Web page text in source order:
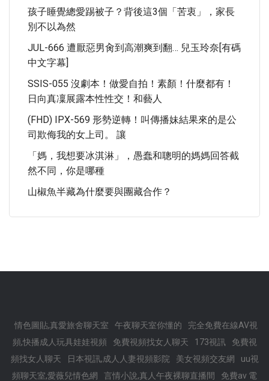
孩子睡覺總愛踢被子？背後這3個「苦衷」，家長
別不以為然
JUL-666 遭厭惡男肏到高潮爽到翻… 兒玉玲奈[有碼
中文字幕]
SSIS-055 沒劇本！做愛自拍！素顏！什麼都有！
日向真凜展露本性性交！和藝人
(FHD) IPX-569 形勢逆轉！叫傳播妹結果來的是公
司欺侮我的女上司。 讓
「媽，我想要冰淇淋」，愚蠢和聰明的媽媽回答截
然不同，你是哪種
山椒魚半藏為什麼要與團藏合作？
情色圖貼,真愛旅舍聊天室 午夜聊天室你懂的
完全免費在線AV視
頻,快播成人玩具娃娃視頻
免費視頻找女人聊天 173視訊
免費視
頻找女人聊天
日本視訊,成人人妻視頻影院 美女視頻交友網
uu視
頻聊天室,愛薇兒情色網
言情小說,真人午夜裸聊直播間
免費av 電